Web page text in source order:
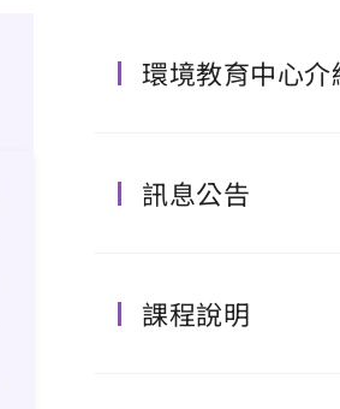
環境教育中心介
訊息公告
課程說明